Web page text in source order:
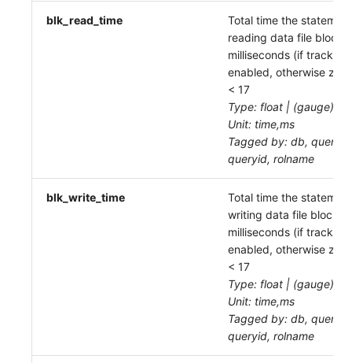
blk_read_time
Total time the
reading data file
milliseconds (if
enabled, otherwise
< 17
Type: float | (gauge)
Unit: time,ms
Tagged by: db,
queryid, rolname
blk_write_time
Total time the
writing data file blocks,
milliseconds (if
enabled, otherwise
< 17
Type: float | (gauge)
Unit: time,ms
Tagged by: db,
queryid, rolname